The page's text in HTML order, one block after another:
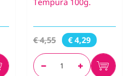
€ 4,55 € 4,29